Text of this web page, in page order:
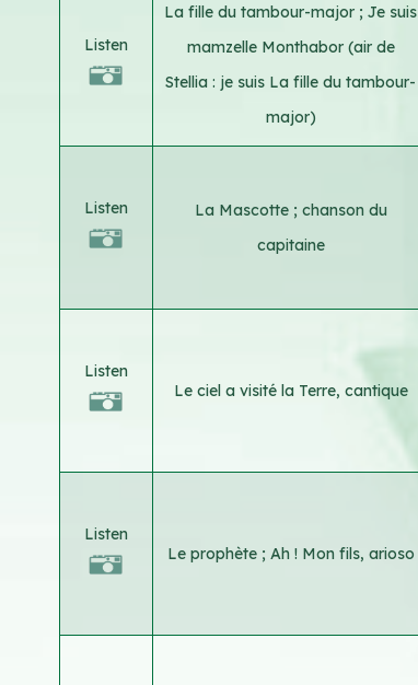
Listen
La fille du tambour-major ; Je suis
mamzelle Monthabor (air de
Stellia : je suis La fille du tambour-
major)
Listen
La Mascotte ; chanson du
capitaine
Listen
Le ciel a visité la Terre, cantique
Listen
Le prophète ; Ah ! Mon fils, arioso